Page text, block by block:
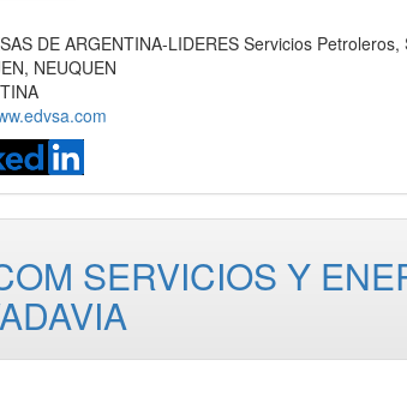
DE ARGENTINA-LIDERES Servicios
NEUQUEN
SERVICIOS Y